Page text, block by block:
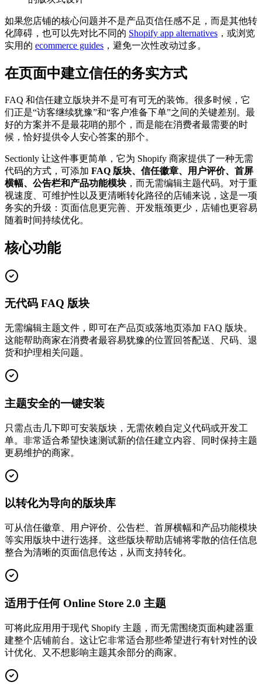
如果您店铺的核心问题并不是产品页信任感不足，而是其他转
化障碍，也可以先对比不同的 Shopify app alternatives ，或浏览
实用的 ecommerce guides ，避免一次性改动过多。
在页面中建立信任的务实方式
FAQ 和信任建立版块并不是可有可无的装饰。很多时候，它
们正是“访客继续犹豫”和“客户准备下单”之间的关键差别。最
好的方案并不是最花哨的那个，而是能在消费者最需要的时
候，恰好提供令人安心答案的那个。
Sectionly 让这件事更简单，它为 Shopify 商家提供了一种无需
代码的方式，可添加 FAQ 版块、信任徽章、用户评价、首屏
横幅、公告栏和产品功能模块 ，而无需编辑主题代码。对于重
视速度、可维护性以及更清晰转化路径的店铺来说，这是一项
务实的升级：页面信息更完善、开发瓶颈更少，店铺也更容易
随着时间持续优化。
核心功能
无代码 FAQ 版块
无需编辑主题文件，即可在产品页或落地页添加 FAQ 版块。
这能帮助商家在消费者最容易犹豫的位置回答配送、尺码、退
货和护理相关问题。
主题安全的一键安装
只需点击几下即可安装版块，无需依赖自定义代码或开发工
单。非常适合希望快速测试新的信任建立内容、同时保持主题
更易维护的商家。
以转化为导向的版块库
可从信任徽章、用户评价、公告栏、首屏横幅和产品功能模块
等实用版块中进行选择。这些版块帮助店铺将零散的信任信息
整合为清晰的页面信息传达，从而支持转化。
适用于任何 Online Store 2.0 主题
可将此应用用于现代 Shopify 主题，而无需围绕页面构建器重
建整个店铺前台。这让它非常适合那些希望进行有针对性的设
计优化、又不想影响主题其余部分的商家。